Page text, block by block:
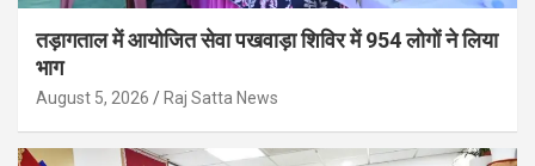
तड़ागताल में आयोजित सेवा पखवाड़ा शिविर में 954 लोगों ने लिया
भाग
August 5, 2026 Raj Satta News